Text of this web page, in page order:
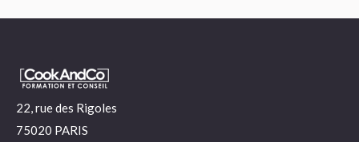
22, rue des Rigoles
75020 PARIS